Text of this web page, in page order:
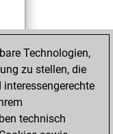
Technologien,
zu stellen, die
technisch